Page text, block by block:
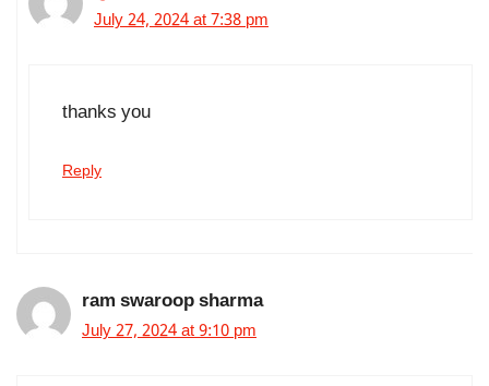
July 24, 2024 at 7:38 pm
thanks you
Reply
ram swaroop sharma
July 27, 2024 at 9:10 pm